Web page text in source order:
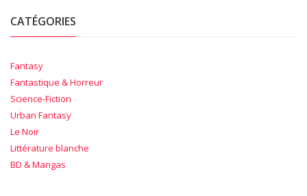
CATÉGORIES
Fantasy
Fantastique & Horreur
Science-Fiction
Urban Fantasy
Le Noir
Littérature blanche
BD & Mangas